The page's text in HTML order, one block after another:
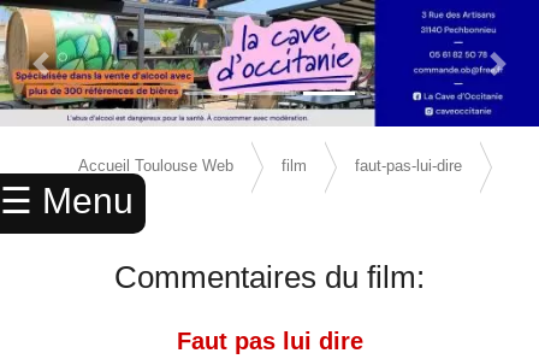
☰ Menu
× ACCUEIL
ANNUAIRE
Previous Slide Next
Accueil Toulouse Web film faut-pas-lui-dire
avis
Commentaires du film:
Faut pas lui dire